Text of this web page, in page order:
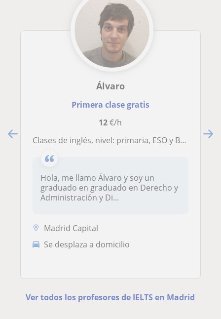
Álvaro
Primera clase gratis
12€/h
Clases de inglés, nivel: primaria, ESO y Bachillerato. Preparación de exámenes oficiales: TOEFL, IELTS
Hola, me llamo Álvaro y soy un
graduado en graduado en Derecho y
Administración y Di...
Madrid Capital
Se desplaza a domicilio
Ver todos los profesores de IELTS en Madrid